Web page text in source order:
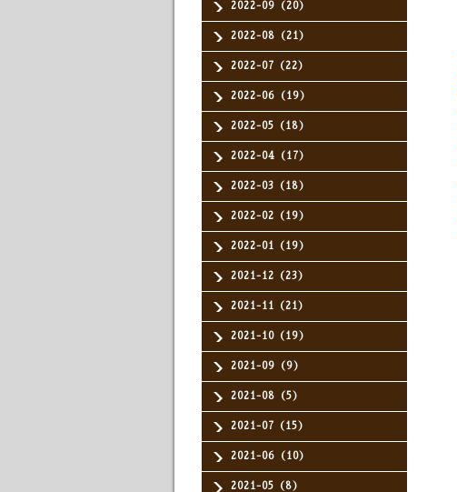
2022-09（20）
2022-08（21）
2022-07（22）
2022-06（19）
2022-05（18）
2022-04（17）
2022-03（18）
2022-02（19）
2022-01（19）
2021-12（23）
2021-11（21）
2021-10（19）
2021-09（9）
2021-08（5）
2021-07（15）
2021-06（10）
2021-05（8）